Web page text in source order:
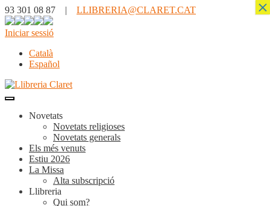
93 301 08 87 | LLIBRERIA@CLARET.CAT
Iniciar sessió
Català
Español
Novetats
Novetats religioses
Novetats generals
Els més venuts
Estiu 2026
La Missa
Alta subscripció
Llibreria
Qui som?
×